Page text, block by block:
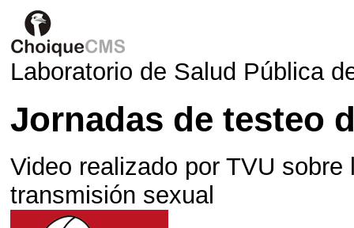
Laboratorio de Salud Pública
Jornadas de testeo
Video realizado por TVU
transmisión sexual